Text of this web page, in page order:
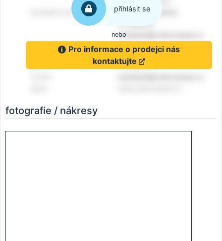
přihlásit se
nebo
Pro informace o prodejci nás
kontaktujte
fotografie / nákresy